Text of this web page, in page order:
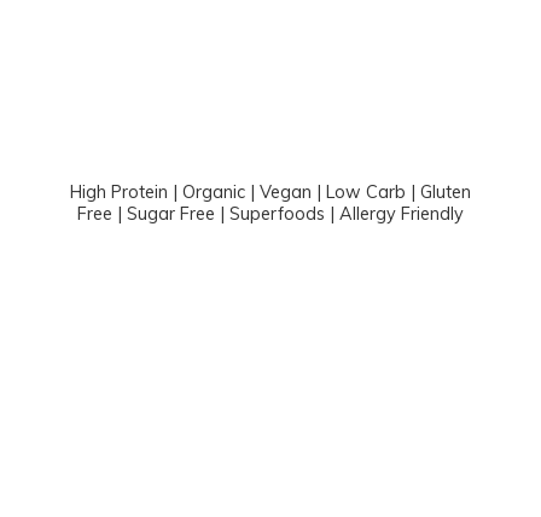
High Protein | Organic | Vegan | Low Carb | Gluten
Free | Sugar Free | Superfoods | Allergy Friendly